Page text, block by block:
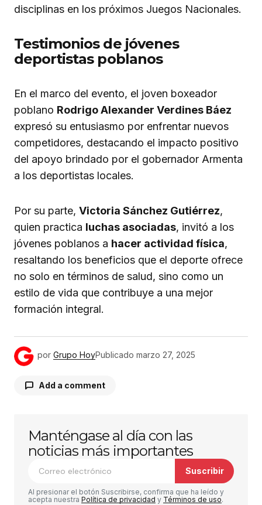
disciplinas en los próximos Juegos Nacionales.
Testimonios de jóvenes
deportistas poblanos
En el marco del evento, el joven boxeador
poblano Rodrigo Alexander Verdines Báez
expresó su entusiasmo por enfrentar nuevos
competidores, destacando el impacto positivo
del apoyo brindado por el gobernador Armenta
a los deportistas locales.
Por su parte, Victoria Sánchez Gutiérrez,
quien practica luchas asociadas, invitó a los
jóvenes poblanos a hacer actividad física,
resaltando los beneficios que el deporte ofrece
no solo en términos de salud, sino como un
estilo de vida que contribuye a una mejor
formación integral.
por Grupo HoyPublicado marzo 27, 2025
Add a comment
Tu dirección de correo electrónico no será
publicada. Los campos obligatorios están
marcados con*
Comentario*
Manténgase al día con las
noticias más importantes
Suscribir
Al presionar el botón Suscribirse, confirma que ha leído y
acepta nuestra Política de privacidad y Términos de uso.